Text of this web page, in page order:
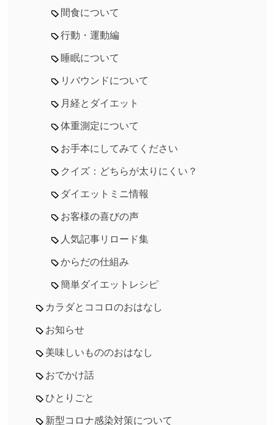
間食について
行動・運動編
睡眠について
リバウンドについて
月経とダイエット
体重測定について
お手本にしてみてください
クイズ：どちらが太りにくい？
ダイエットミニ情報
お客様の喜びの声
人気記事リロード集
からだの仕組み
簡単ダイエットレシピ
カラダとココロのおはなし
お知らせ
美味しいもののおはなし
おでかけ話
ひとりごと
新型コロナ感染対策について